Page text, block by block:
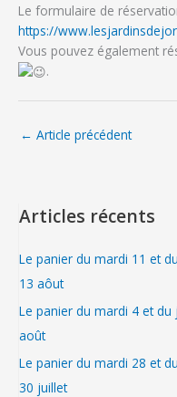
Le formulaire de
https://
Vous pouvez également
.
← Article précédent
Articles récents
Le panier du mardi 11 et
13 aôut
Le panier du mardi 4 et du
août
Le panier du mardi 28 et
30 juillet